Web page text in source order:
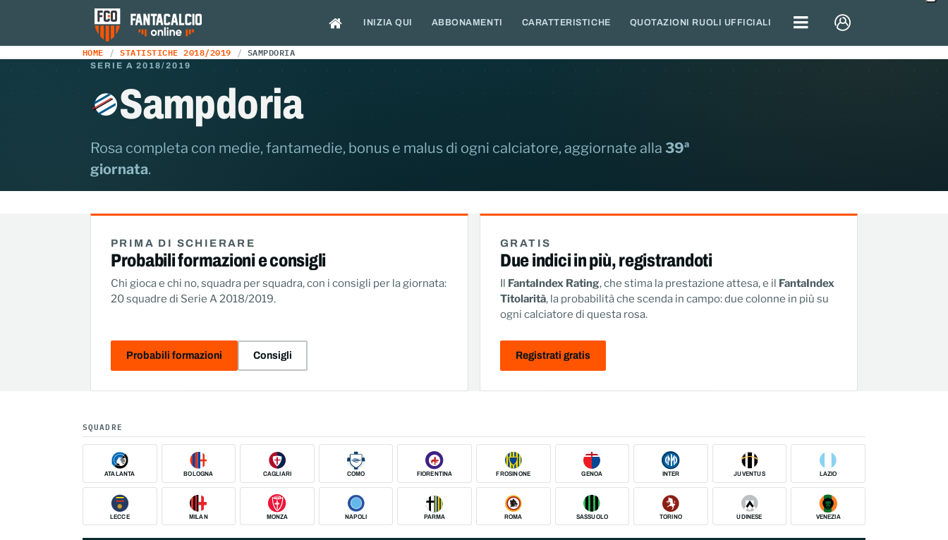
INIZIA QUI ABBONAMENTI CARATTERISTICHE QUOTAZIONI RUOLI UFFICIALI
HOME STATISTICHE 2018/2019 SAMPDORIA
SERIE A 2018/2019
Sampdoria
Rosa completa con medie, fantamedie, bonus e malus di ogni calciatore, aggiornate alla 39ª
giornata.
PRIMA DI SCHIERARE
Probabili formazioni e consigli
Chi gioca e chi no, squadra per squadra, con i consigli per la giornata:
20 squadre di Serie A 2018/2019.
Probabili formazioni Consigli
GRATIS
Due indici in più, registrandoti
Il FantaIndex Rating, che stima la prestazione attesa, e il FantaIndex
Titolarità, la probabilità che scenda in campo: due colonne in più su
ogni calciatore di questa rosa.
Registrati gratis
SQUADRE
ATALANTA BOLOGNA CAGLIARI COMO FIORENTINA FROSINONE GENOA INTER JUVENTUS LAZIO
LECCE MILAN MONZA NAPOLI PARMA ROMA SASSUOLO TORINO UDINESE VENEZIA